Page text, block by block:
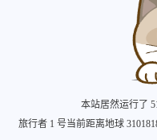
本站居然运行了
旅行者 1 号当前距离地球
猫扑
关于
蜀ICP